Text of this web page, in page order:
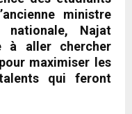
ministre
nationale, Najat
à aller chercher
maximiser les
qui feront